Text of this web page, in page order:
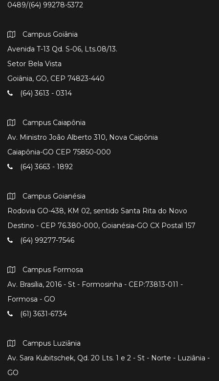
0489/(64) 99278-5372
Campus Goiânia
Avenida T-13 Qd. S-06, Lts.08/13.
Setor Bela Vista
Goiânia, GO, CEP 74823-440
(64) 3613 - 0314
Campus Caiapônia
Av. Ministro João Alberto 310, Nova Caipônia
Caiapônia-GO CEP 75850-000
(64) 3663 - 1892
Campus Goianésia
Rodovia GO-438, KM 02, sentido Santa Rita do Novo
Destino - CEP 76.380-000, Goianésia-GO CX Postal 157
(64) 99277-7546
Campus Formosa
Av. Brasília, 2016 - St - Formosinha - CEP:73813-011 -
Formosa - GO
(61) 3631-6734
Campus Luziânia
Av. Sara Kubitschek, Qd. 20 Lts. 1 e 2 - St - Norte - Luziânia -
GO